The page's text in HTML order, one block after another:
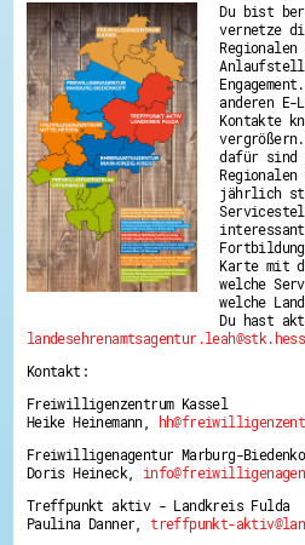
Du bist
vernetze
anderen E-
Kontakte
dafür sind
jährlich
Karte mit
welche
welche
Du hast
Kontakt:
Freiwilligenzentrum Kassel
Heike Heinemann,
Freiwilligenagentur Marburg-
Doris Heineck,
Treffpunkt aktiv - Landkreis Fulda
Paulina Danner,treffpunkt-